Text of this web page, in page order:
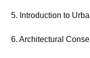
5. Introduction to
6. Architectural